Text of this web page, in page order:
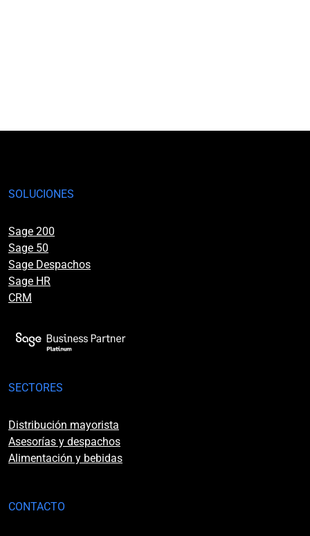
SOLUCIONES
Sage 200
Sage 50
Sage Despachos
Sage HR
CRM
SECTORES
Distribución mayorista
Asesorías y despachos
Alimentación y bebidas
CONTACTO